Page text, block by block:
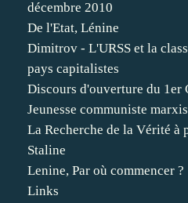
décembre 2010
De l'Etat, Lénine
Dimitrov - L'URSS et la
pays capitalistes
Discours d'ouverture du 1er
Jeunesse communiste
La Recherche de la Vérité à
Staline
Lenine, Par où commencer ?
Links